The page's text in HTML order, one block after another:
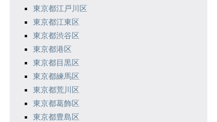
東京都江戸川区
東京都江東区
東京都渋谷区
東京都港区
東京都目黒区
東京都練馬区
東京都荒川区
東京都葛飾区
東京都豊島区